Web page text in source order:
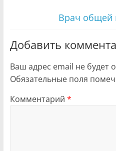
Врач общей
Добавить
Ваш адрес email не будет
Обязательные поля
Комментарий *